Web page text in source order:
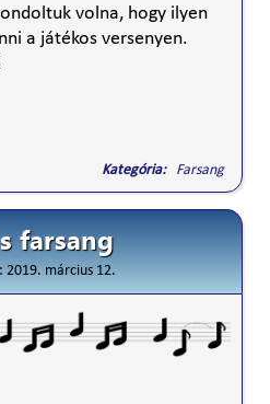
volna, hogy ilyen
a játékos versenyen.
Kategória: Farsang
farsang
2019. március 12.